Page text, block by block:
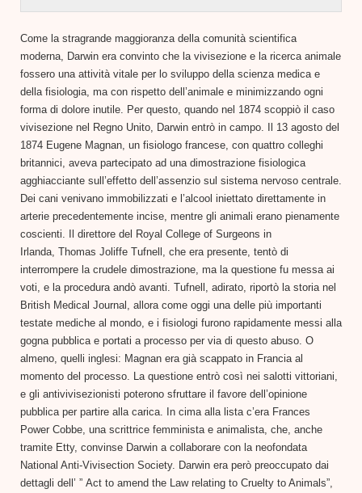
Come la stragrande maggioranza della comunità scientifica
moderna, Darwin era convinto che la vivisezione e la ricerca animale
fossero una attività vitale per lo sviluppo della scienza medica e
della fisiologia, ma con rispetto dell’animale e minimizzando ogni
forma di dolore inutile. Per questo, quando nel 1874 scoppiò il caso
vivisezione nel Regno Unito, Darwin entrò in campo. Il 13 agosto del
1874 Eugene Magnan, un fisiologo francese, con quattro colleghi
britannici, aveva partecipato ad una dimostrazione fisiologica
agghiacciante sull’effetto dell’assenzio sul sistema nervoso centrale.
Dei cani venivano immobilizzati e l’alcool iniettato direttamente in
arterie precedentemente incise, mentre gli animali erano pienamente
coscienti. Il direttore del Royal College of Surgeons in
Irlanda, Thomas Joliffe Tufnell, che era presente, tentò di
interrompere la crudele dimostrazione, ma la questione fu messa ai
voti, e la procedura andò avanti. Tufnell, adirato, riportò la storia nel
British Medical Journal, allora come oggi una delle più importanti
testate mediche al mondo, e i fisiologi furono rapidamente messi alla
gogna pubblica e portati a processo per via di questo abuso. O
almeno, quelli inglesi: Magnan era già scappato in Francia al
momento del processo. La questione entrò così nei salotti vittoriani,
e gli antivivisezionisti poterono sfruttare il favore dell’opinione
pubblica per partire alla carica. In cima alla lista c’era Frances
Power Cobbe, una scrittrice femminista e animalista, che, anche
tramite Etty, convinse Darwin a collaborare con la neofondata
National Anti-Vivisection Society. Darwin era però preoccupato dai
dettagli dell’ ” Act to amend the Law relating to Cruelty to Animals”,